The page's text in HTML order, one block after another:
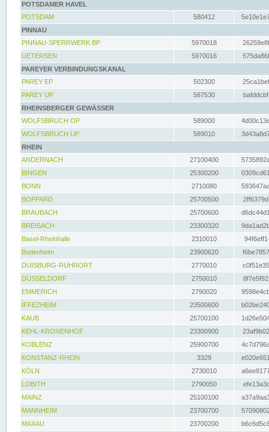
POTSDAMER HAVEL
POTSDAM
580412
PINNAU
PINNAU-SPERRWERK BP
5970018
UETERSEN
5970016
PAREYER VERBINDUNGSKANAL
PAREY EP
502300
PAREY UP
587530
RHEINSBERGER GEWÄSSER
WOLFSBRUCH OP
589000
WOLFSBRUCH UP
589010
RHEIN
ANDERNACH
27100400
BINGEN
25300200
BONN
2710080
BOPPARD
25700500
BRAUBACH
25700600
BREISACH
23300320
Basel-Rheinhalle
2310010
Bodenheim
23900620
DUISBURG-RUHRORT
2770010
DÜSSELDORF
2750010
EMMERICH
2790020
IFFEZHEIM
23500600
KAUB
25700100
KEHL-KRONENHOF
23300900
KOBLENZ
25900700
KONSTANZ-RHEIN
3329
KÖLN
2730010
LOBITH
2790050
MAINZ
25100100
MANNHEIM
23700700
MAXAU
23700200